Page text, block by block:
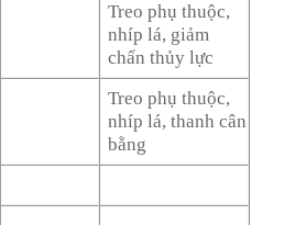
Treo phụ thuộc,
nhíp lá, giảm
chấn thủy lực
Treo phụ thuộc,
nhíp lá, thanh cân
bằng